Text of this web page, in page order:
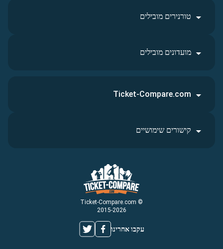
טורנירים מובילים
מועדונים מובילים
© Ticket-Compare.com
2015-2026
עקבו אחרינו
Ticket-Compare.com
קישורים שימושיים